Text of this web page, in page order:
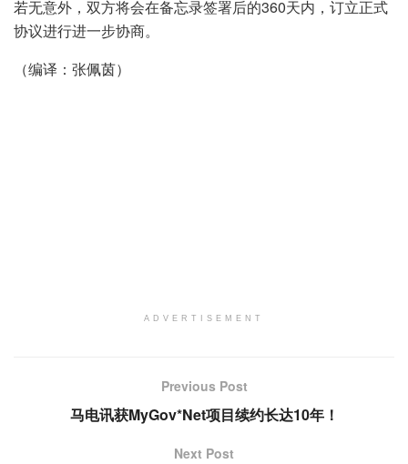
若无意外，双方将会在备忘录签署后的360天内，订立正式
协议进行进一步协商。
（编译：张佩茵）
ADVERTISEMENT
Previous Post
马电讯获MyGov*Net项目续约长达10年！
Next Post